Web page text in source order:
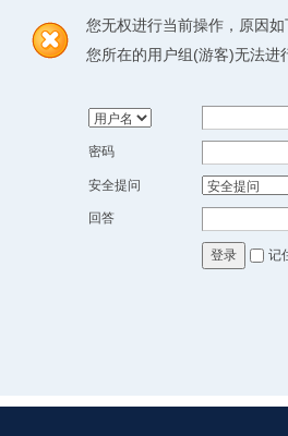
您无权进行当前操作，原因如
您所在的用户组(游客)无法进
密码
安全提问
回答
登录 记